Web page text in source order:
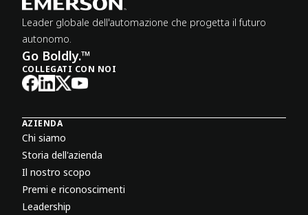
Leader globale dell'automazione che progetta il futuro
autonomo.
Go Boldly.™
COLLEGATI CON NOI
AZIENDA
Chi siamo
Storia dell'azienda
Il nostro scopo
Premi e riconoscimenti
Leadership